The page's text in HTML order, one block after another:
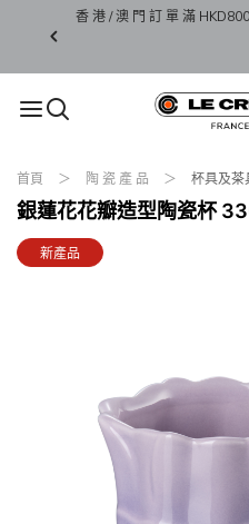
系列
香 港 / 澳 門 訂 單 滿
首頁 陶 瓷 產 品 杯具及茶
銀蓮花花瓣造型陶瓷杯
新產品